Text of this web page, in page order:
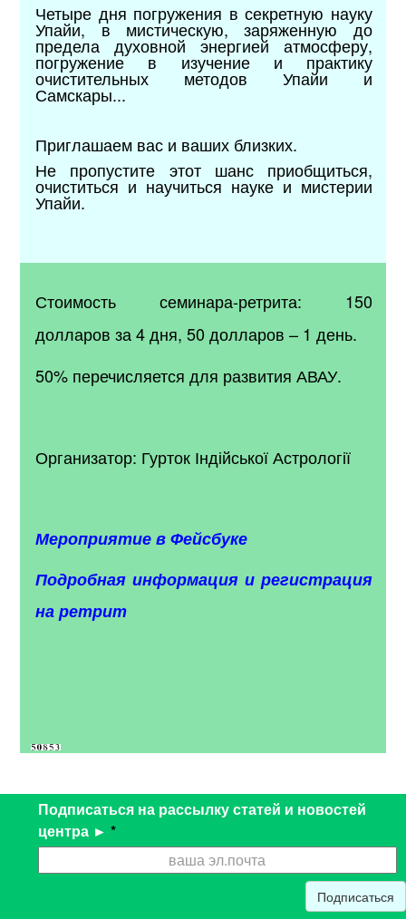
Четыре дня погружения в секретную науку
Упайи, в мистическую, заряженную до
предела духовной энергией атмосферу,
погружение в изучение и практику
очистительных методов Упайи и
Самскары...
Приглашаем вас и ваших близких.
Не пропустите этот шанс приобщиться,
очиститься и научиться науке и мистерии
Упайи.
Стоимость семинара-ретрита: 150
долларов за 4 дня, 50 долларов – 1 день.
50% перечисляется для развития АВАУ.
Организатор: Гурток Індійської Астрології
Мероприятие в Фейсбуке
Подробная информация и регистрация
на ретрит
Подписаться на рассылку статей и новостей
центра ► *
Подписаться